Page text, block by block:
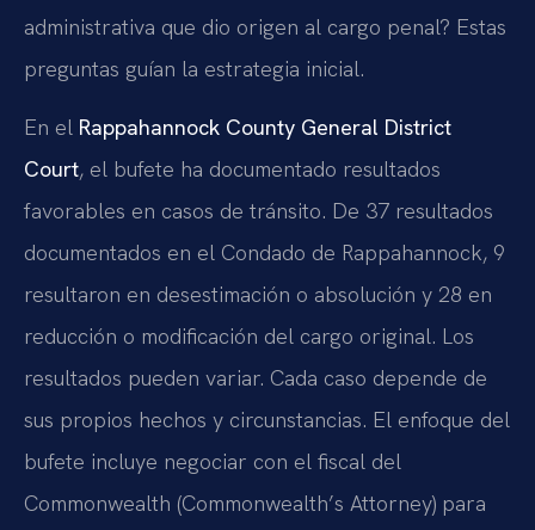
administrativa que dio origen al cargo penal? Estas
preguntas guían la estrategia inicial.
En el Rappahannock County General District
Court, el bufete ha documentado resultados
favorables en casos de tránsito. De 37 resultados
documentados en el Condado de Rappahannock, 9
resultaron en desestimación o absolución y 28 en
reducción o modificación del cargo original. Los
resultados pueden variar. Cada caso depende de
sus propios hechos y circunstancias. El enfoque del
bufete incluye negociar con el fiscal del
Commonwealth (Commonwealth’s Attorney) para